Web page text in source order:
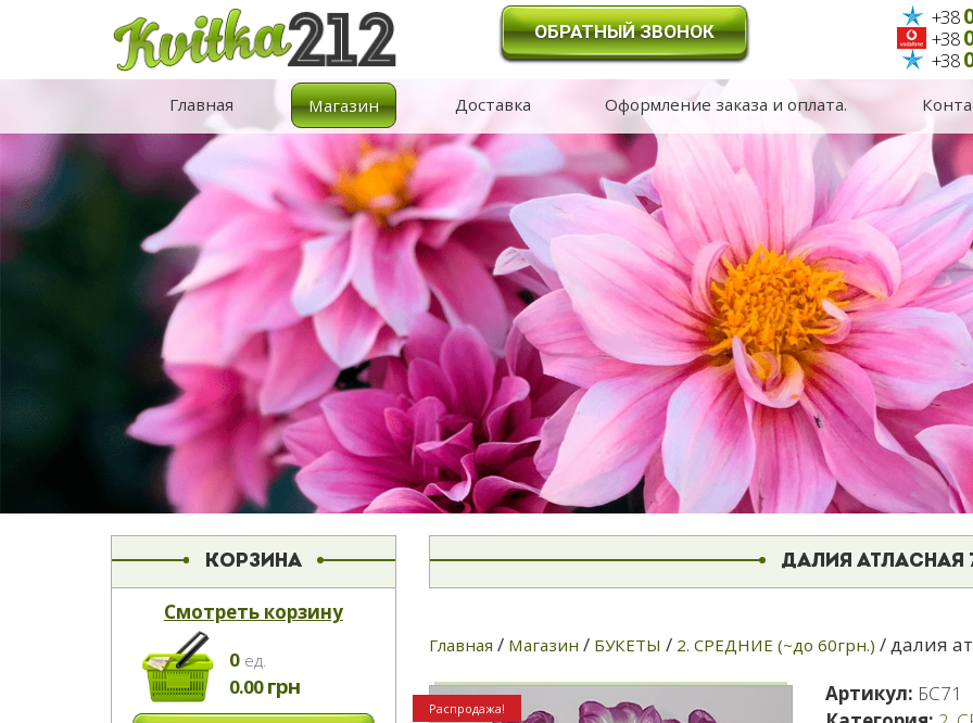
ОБРАТНЫЙ ЗВОНОК
+38
+38
+38
Главная Магазин Доставка Оформление заказа и оплата.
КОРЗИНА
Смотреть корзину
0eд.
0.00грн
ДАЛИЯ АТЛАСНАЯ
Главная / Магазин / БУКЕТЫ / 2. СРЕДНИЕ (~до 60грн.) / далия
Распродажа!
Артикул: БС71